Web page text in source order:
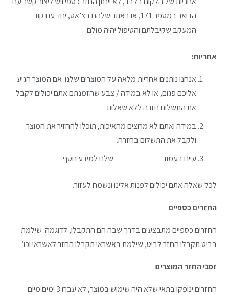
הדואר במספר 171, או באתר שלהם בצ’אט, יחד עם קוד
המעקב שקיבלתם והטיפול יהיה מולם.
אחריות:
אנחנו נותנים אחריות מלאה על המוצרים שלנו. אם המוצר הגיע
אליכם פגום, או לא במידה / צבע שהזמנתם אתם יכולים לקבל
את התשלום חזרה ללא שאלות.
במידה ואתם לא מרוצים מהאיכות, תוכלו להחזיר את המוצר
ולקבל את התשלום בחזרה.
עיינו בעמוד
שלנו למידע נוסף
לכל שאלה אתם יכולים לפנות אלינו ונשמח לעזור.
החזרים כספיים
החזרים כספיים מתבצעים בדרך שבה הם התקבלו, לדוגמה: שילמת
בביט תקבלו החזר לביט, שילמת באשראי תקבלו החזר לאשראי וכו’
זמני החזר המוצרים
החזרים ינופקו בתאי שלא היה שימוש במוצר, לא עברו 3 ימים מיום